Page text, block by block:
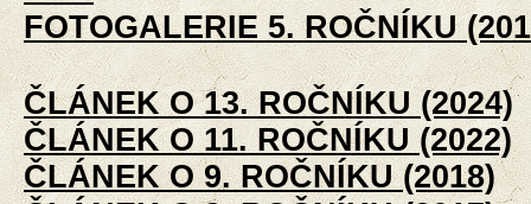
FOTOGALERIE 5. ROČNÍKU
ČLÁNEK O 13. ROČNÍKU (2024)
ČLÁNEK O 11. ROČNÍKU (2022)
ČLÁNEK O 9. ROČNÍKU (2018)